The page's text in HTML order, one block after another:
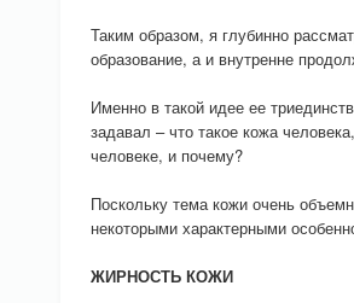
Таким образом, я глубинно
образование, а и внутренне
Именно в такой идее ее
задавал – что такое кожа
человеке, и почему?
Поскольку тема кожи очень
некоторыми характерными
ЖИРНОСТЬ КОЖИ